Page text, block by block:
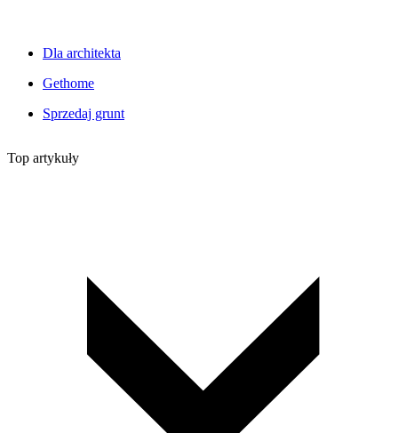
Dla architekta
Gethome
Sprzedaj grunt
Top artykuły